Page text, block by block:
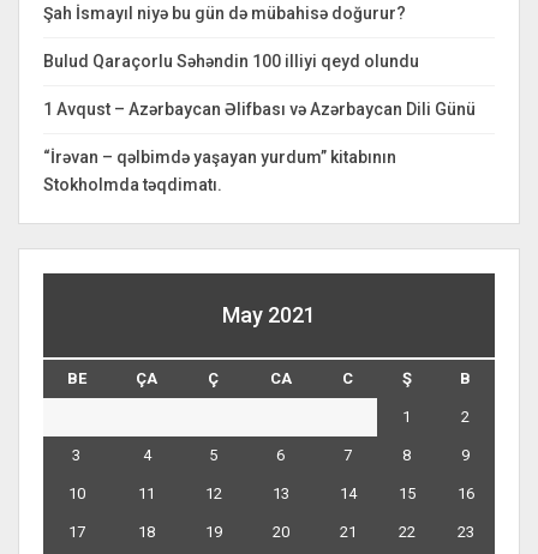
Şah İsmayıl niyə bu gün də mübahisə doğurur?
Bulud Qaraçorlu Səhəndin 100 illiyi qeyd olundu
1 Avqust – Azərbaycan Əlifbası və Azərbaycan Dili Günü
“İrəvan – qəlbimdə yaşayan yurdum” kitabının
Stokholmda təqdimatı.
May 2021
BE ÇA Ç CA C Ş B
1 2
3 4 5 6 7 8 9
10 11 12 13 14 15 16
17 18 19 20 21 22 23